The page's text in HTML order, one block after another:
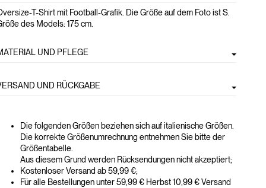
T-Shirt mit Football-Grafik. Die Größe auf dem Foto ist S.
des Models: 175 cm.
UND PFLEGE
UND RÜCKGABE
Die folgenden Größen beziehen sich auf italienische Größen.
Die korrekte Größenumrechnung entnehmen Sie bitte der
Größentabelle.
Aus diesem Grund werden Rücksendungen nicht akzeptiert;
Kostenloser Versand ab 59,99 €;
Für alle Bestellungen unter 59,99 € Herbst 10,99 € Versand